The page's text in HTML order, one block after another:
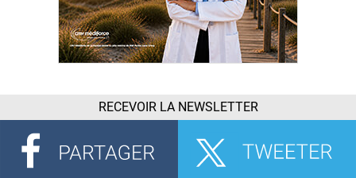
RECEVOIR LA NEWSLETTER